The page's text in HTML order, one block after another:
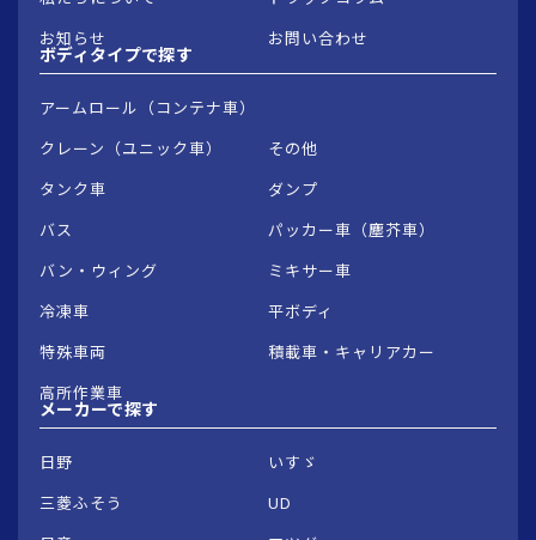
お知らせ
お問い合わせ
ボディタイプで探す
アームロール（コンテナ車）
クレーン（ユニック車）
その他
タンク車
ダンプ
バス
パッカー車（塵芥車）
バン・ウィング
ミキサー車
冷凍車
平ボディ
特殊車両
積載車・キャリアカー
高所作業車
メーカーで探す
日野
いすゞ
三菱ふそう
UD